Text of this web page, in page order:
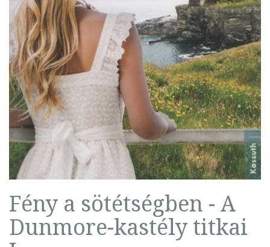
Fény a sötétségben - A
Dunmore-kastély titkai